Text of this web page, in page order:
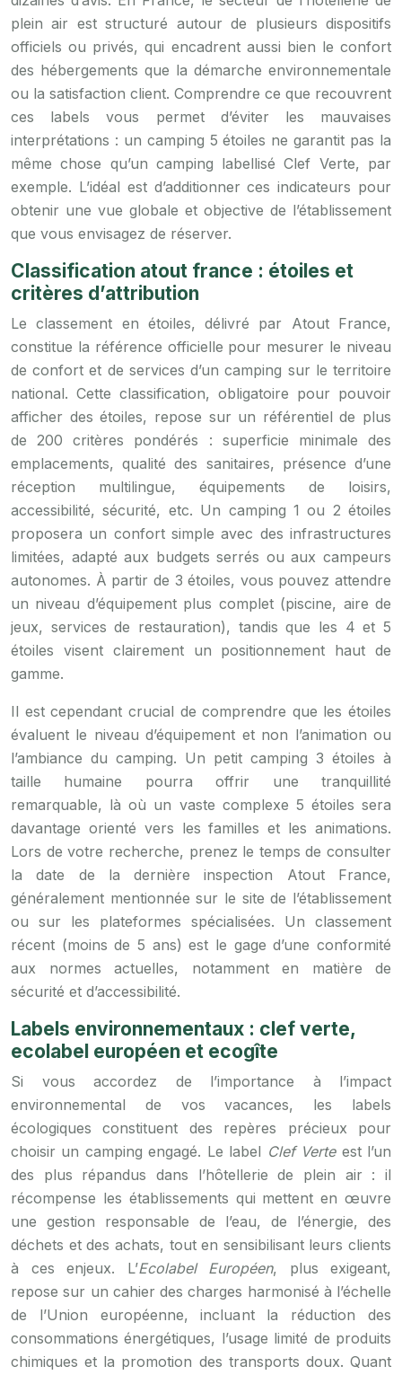
plein air est structuré autour de plusieurs dispositifs
officiels ou privés, qui encadrent aussi bien le confort
des hébergements que la démarche environnementale
ou la satisfaction client. Comprendre ce que recouvrent
ces labels vous permet d’éviter les mauvaises
interprétations : un camping 5 étoiles ne garantit pas la
même chose qu’un camping labellisé Clef Verte, par
exemple. L’idéal est d’additionner ces indicateurs pour
obtenir une vue globale et objective de l’établissement
que vous envisagez de réserver.
Classification atout france : étoiles et
critères d’attribution
Le classement en étoiles, délivré par Atout France,
constitue la référence officielle pour mesurer le niveau
de confort et de services d’un camping sur le territoire
national. Cette classification, obligatoire pour pouvoir
afficher des étoiles, repose sur un référentiel de plus
de 200 critères pondérés : superficie minimale des
emplacements, qualité des sanitaires, présence d’une
réception multilingue, équipements de loisirs,
accessibilité, sécurité, etc. Un camping 1 ou 2 étoiles
proposera un confort simple avec des infrastructures
limitées, adapté aux budgets serrés ou aux campeurs
autonomes. À partir de 3 étoiles, vous pouvez attendre
un niveau d’équipement plus complet (piscine, aire de
jeux, services de restauration), tandis que les 4 et 5
étoiles visent clairement un positionnement haut de
gamme.
Il est cependant crucial de comprendre que les étoiles
évaluent le niveau d’équipement et non l’animation ou
l’ambiance du camping. Un petit camping 3 étoiles à
taille humaine pourra offrir une tranquillité
remarquable, là où un vaste complexe 5 étoiles sera
davantage orienté vers les familles et les animations.
Lors de votre recherche, prenez le temps de consulter
la date de la dernière inspection Atout France,
généralement mentionnée sur le site de l’établissement
ou sur les plateformes spécialisées. Un classement
récent (moins de 5 ans) est le gage d’une conformité
aux normes actuelles, notamment en matière de
sécurité et d’accessibilité.
Labels environnementaux : clef verte,
ecolabel européen et ecogîte
Si vous accordez de l’importance à l’impact
environnemental de vos vacances, les labels
écologiques constituent des repères précieux pour
choisir un camping engagé. Le label Clef Verteest l’un
des plus répandus dans l’hôtellerie de plein air : il
récompense les établissements qui mettent en œuvre
une gestion responsable de l’eau, de l’énergie, des
déchets et des achats, tout en sensibilisant leurs clients
à ces enjeux. L’Ecolabel Européen, plus exigeant,
repose sur un cahier des charges harmonisé à l’échelle
de l’Union européenne, incluant la réduction des
consommations énergétiques, l’usage limité de produits
chimiques et la promotion des transports doux. Quant